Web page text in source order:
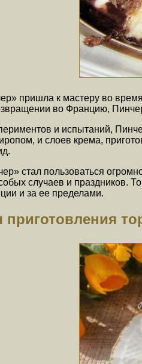
пришла к мастеру во
во Францию,
и испытаний,
и слоев крема,
стал пользоваться
случаев и праздников.
и за ее пределами.